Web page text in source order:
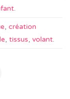
.
, création
, tissus, volant.